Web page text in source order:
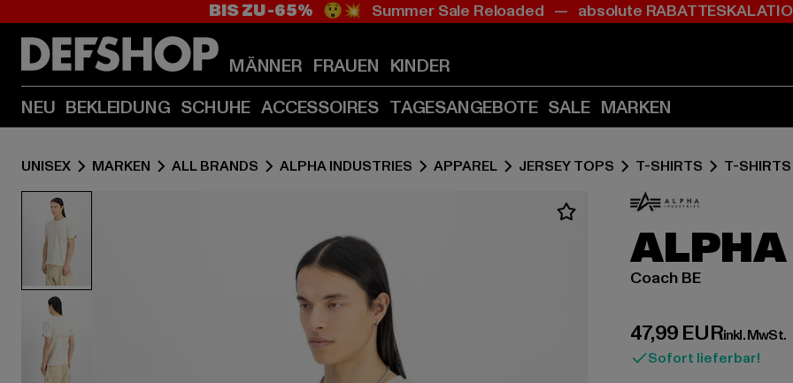
Zum
(Enter
drücken)
Zum
(Enter
drücken)
BIS ZU -65% 😲💥 Summer Sale Reloaded — absolute
MÄNNER FRAUEN KINDER
NEU BEKLEIDUNG SCHUHE ACCESSOIRES TAGESANGEBOTE SALE MARKEN
UNISEX MARKEN ALL BRANDS ALPHA INDUSTRIES APPAREL JERSEY TOPS T-SHIRTS T-SHIRTS
Coach BE
47,99 EUR
Derzeitiger Preis:
inkl. MwSt.
Sofort lieferbar!